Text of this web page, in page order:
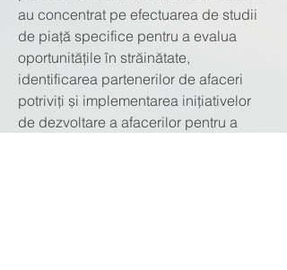
au concentrat pe efectuarea de studii
de piață specifice pentru a evalua
oportunitățile în străinătate,
identificarea partenerilor de afaceri
potriviți și implementarea inițiativelor
de dezvoltare a afacerilor pentru a